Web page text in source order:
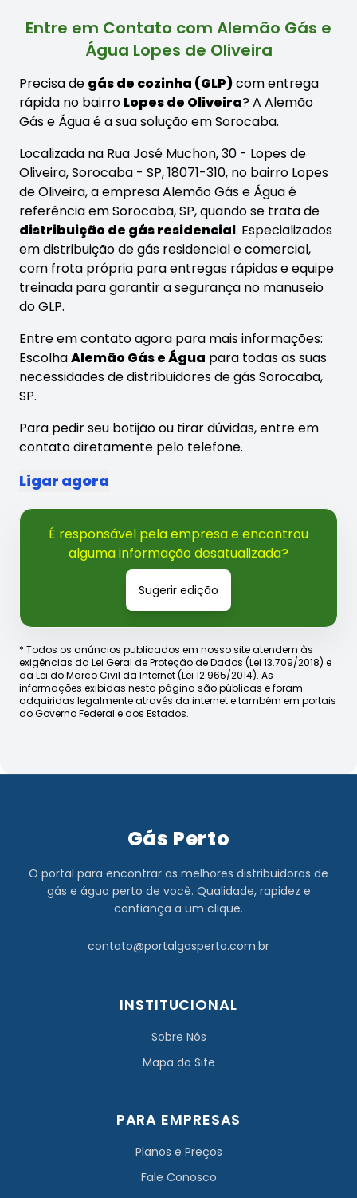
Entre em Contato com Alemão Gás e
Água Lopes de Oliveira
Precisa de gás de cozinha (GLP)com entrega
rápida no bairro Lopes de Oliveira? A Alemão
Gás e Água é a sua solução em Sorocaba.
Localizada na Rua José Muchon, 30 - Lopes de
Oliveira, Sorocaba - SP, 18071-310, no bairro Lopes
de Oliveira, a empresa Alemão Gás e Água é
referência em Sorocaba, SP, quando se trata de
distribuição de gás residencial. Especializados
em distribuição de gás residencial e comercial,
com frota própria para entregas rápidas e equipe
treinada para garantir a segurança no manuseio
do GLP.
Entre em contato agora para mais informações:
EscolhaAlemão Gás e Água para todas as suas
necessidades de distribuidores de gás Sorocaba,
SP.
Para pedir seu botijão ou tirar dúvidas, entre em
contato diretamente pelo telefone.
Ligar agora
É responsável pela empresa e encontrou
alguma informação desatualizada?
Sugerir edição
* Todos os anúncios publicados em nosso site atendem às
exigências da Lei Geral de Proteção de Dados (Lei 13.709/2018) e
da Lei do Marco Civil da Internet (Lei 12.965/2014). As
informações exibidas nesta página são públicas e foram
adquiridas legalmente através da internet e também em portais
do Governo Federal e dos Estados.
Gás Perto
O portal para encontrar as melhores distribuidoras de
gás e água perto de você. Qualidade, rapidez e
confiança a um clique.
contato@portalgasperto.com.br
INSTITUCIONAL
Sobre Nós
Mapa do Site
PARA EMPRESAS
Planos e Preços
Fale Conosco